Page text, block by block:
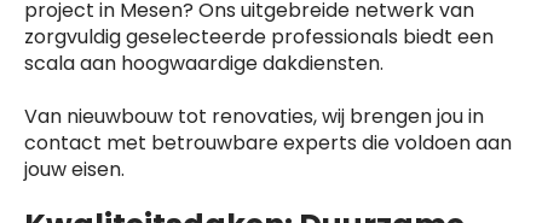
project in Mesen? Ons uitgebreide netwerk van
zorgvuldig geselecteerde professionals biedt een
scala aan hoogwaardige dakdiensten.
Van nieuwbouw tot renovaties, wij brengen jou in
contact met betrouwbare experts die voldoen aan
jouw eisen.